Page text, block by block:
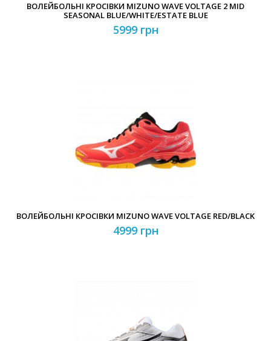
ВОЛЕЙБОЛЬНІ КРОСІВКИ MIZUNO WAVE VOLTAGE 2 MID
SEASONAL BLUE/WHITE/ESTATE BLUE
5999 грн
ВОЛЕЙБОЛЬНІ КРОСІВКИ MIZUNO WAVE VOLTAGE RED/BLACK
4999 грн